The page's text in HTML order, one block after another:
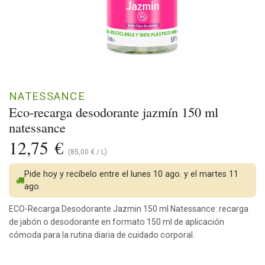
Eco-recarga desodorante jazmín 150 ml
natessance
NATESSANCE
12,75 € (85,00 € / L )
Pide hoy y recíbelo entre el lunes 10 ago. y el martes 11
ago.
ECO-Recarga Desodorante Jazmin 150 ml Natessance: recarga
de jabón o desodorante en formato 150 ml de aplicación
cómoda para la rutina diaria de cuidado corporal.